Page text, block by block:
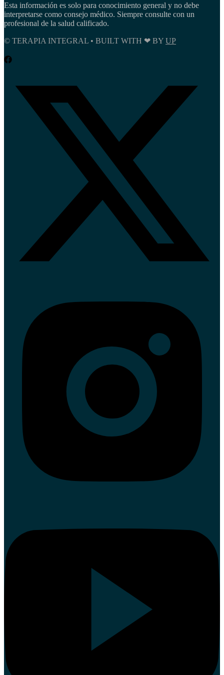
Esta información es solo para conocimiento general y no debe
interpretarse como consejo médico. Siempre consulte con un
profesional de la salud calificado.
© TERAPIA INTEGRAL • BUILT WITH ❤ BY UP